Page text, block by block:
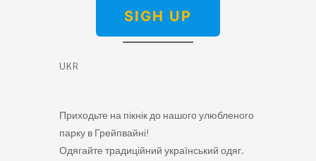
SIGH UP
UKR
Приходьте на пікнік до нашого улюбленого
парку в Грейпвайні!
Одягайте традиційний український одяг.